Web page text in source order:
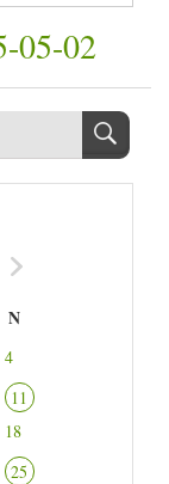
05-02
N
4
11
18
25